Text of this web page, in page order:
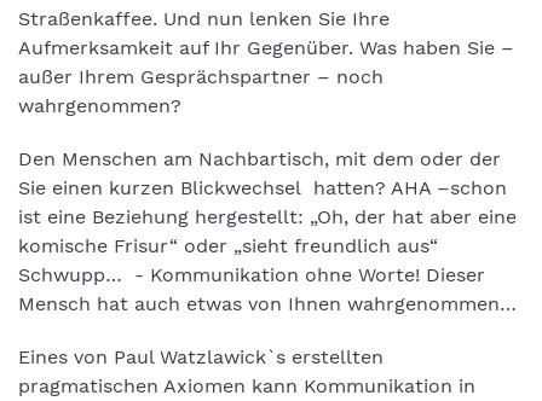
Straßenkaffee. Und nun lenken Sie Ihre
Aufmerksamkeit auf Ihr Gegenüber. Was haben Sie –
außer Ihrem Gesprächspartner – noch
wahrgenommen?
Den Menschen am Nachbartisch, mit dem oder der
Sie einen kurzen Blickwechsel hatten? AHA –schon
ist eine Beziehung hergestellt: „Oh, der hat aber eine
komische Frisur“ oder „sieht freundlich aus“
Schwupp… - Kommunikation ohne Worte! Dieser
Mensch hat auch etwas von Ihnen wahrgenommen…
Eines von Paul Watzlawick`s erstellten
pragmatischen Axiomen kann Kommunikation in